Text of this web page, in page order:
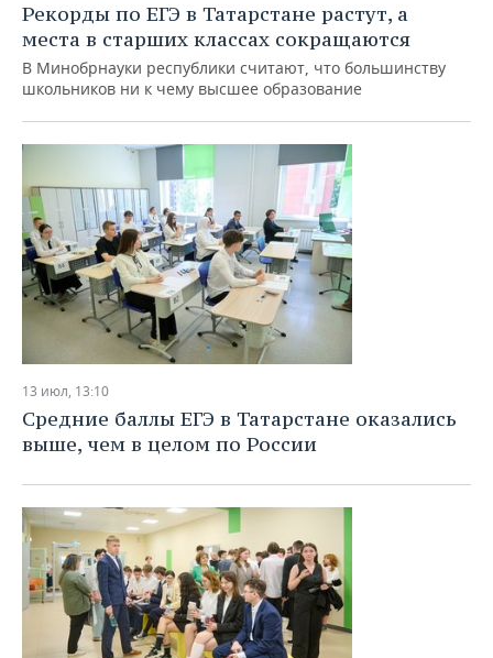
Рекорды по ЕГЭ в Татарстане растут, а
места в старших классах сокращаются
В Минобрнауки республики считают, что большинству
школьников ни к чему высшее образование
13 июл, 13:10
Средние баллы ЕГЭ в Татарстане оказались
выше, чем в целом по России